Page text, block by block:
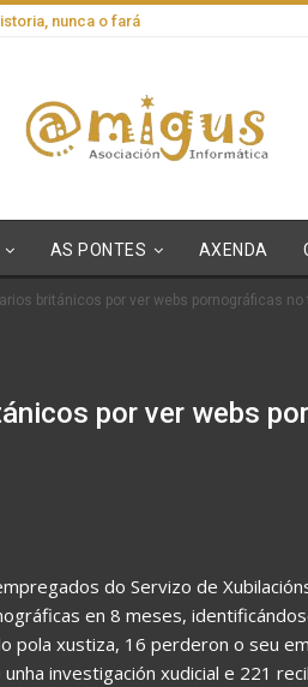
nunca o fará
AS PONTES AXENDA
británicos por ver webs pornográficas no
por ver webs
do Servizo de
en 8 meses,
pola xustiza, 16 perderon o seu
investigación xudicial e 221